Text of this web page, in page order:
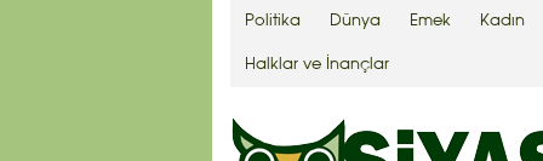
Politika Dünya Emek Kadın
Halklar ve İnançlar